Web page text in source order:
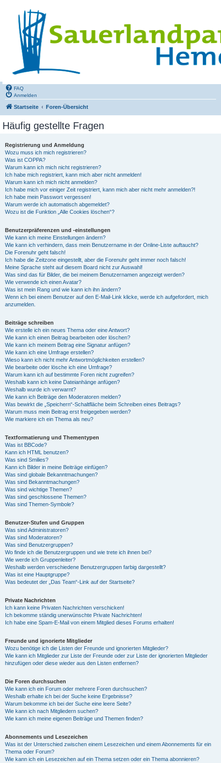
FAQ
Anmelden
Startseite Foren-Übersicht
Häufig gestellte Fragen
Registrierung und Anmeldung
Wozu muss ich mich registrieren?
Was ist COPPA?
Warum kann ich mich nicht registrieren?
Ich habe mich registriert, kann mich aber nicht anmelden!
Warum kann ich mich nicht anmelden?
Ich habe mich vor einiger Zeit registriert, kann mich aber nicht mehr anmelden?!
Ich habe mein Passwort vergessen!
Warum werde ich automatisch abgemeldet?
Wozu ist die Funktion „Alle Cookies löschen“?
Benutzerpräferenzen und -einstellungen
Wie kann ich meine Einstellungen ändern?
Wie kann ich verhindern, dass mein Benutzername in der Online-Liste auftaucht?
Die Forenuhr geht falsch!
Ich habe die Zeitzone eingestellt, aber die Forenuhr geht immer noch falsch!
Meine Sprache steht auf diesem Board nicht zur Auswahl!
Was sind das für Bilder, die bei meinem Benutzernamen angezeigt werden?
Wie verwende ich einen Avatar?
Was ist mein Rang und wie kann ich ihn ändern?
Wenn ich bei einem Benutzer auf den E-Mail-Link klicke, werde ich aufgefordert, mich
anzumelden.
Beiträge schreiben
Wie erstelle ich ein neues Thema oder eine Antwort?
Wie kann ich einen Beitrag bearbeiten oder löschen?
Wie kann ich meinem Beitrag eine Signatur anfügen?
Wie kann ich eine Umfrage erstellen?
Wieso kann ich nicht mehr Antwortmöglichkeiten erstellen?
Wie bearbeite oder lösche ich eine Umfrage?
Warum kann ich auf bestimmte Foren nicht zugreifen?
Weshalb kann ich keine Dateianhänge anfügen?
Weshalb wurde ich verwarnt?
Wie kann ich Beiträge den Moderatoren melden?
Was bewirkt die „Speichern“-Schaltfläche beim Schreiben eines Beitrags?
Warum muss mein Beitrag erst freigegeben werden?
Wie markiere ich ein Thema als neu?
Textformatierung und Thementypen
Was ist BBCode?
Kann ich HTML benutzen?
Was sind Smilies?
Kann ich Bilder in meine Beiträge einfügen?
Was sind globale Bekanntmachungen?
Was sind Bekanntmachungen?
Was sind wichtige Themen?
Was sind geschlossene Themen?
Was sind Themen-Symbole?
Benutzer-Stufen und Gruppen
Was sind Administratoren?
Was sind Moderatoren?
Was sind Benutzergruppen?
Wo finde ich die Benutzergruppen und wie trete ich ihnen bei?
Wie werde ich Gruppenleiter?
Weshalb werden verschiedene Benutzergruppen farbig dargestellt?
Was ist eine Hauptgruppe?
Was bedeutet der „Das Team“-Link auf der Startseite?
Private Nachrichten
Ich kann keine Privaten Nachrichten verschicken!
Ich bekomme ständig unerwünschte Private Nachrichten!
Ich habe eine Spam-E-Mail von einem Mitglied dieses Forums erhalten!
Freunde und ignorierte Mitglieder
Wozu benötige ich die Listen der Freunde und ignorierten Mitglieder?
Wie kann ich Mitglieder zur Liste der Freunde oder zur Liste der ignorierten Mitglieder
hinzufügen oder diese wieder aus den Listen entfernen?
Die Foren durchsuchen
Wie kann ich ein Forum oder mehrere Foren durchsuchen?
Weshalb erhalte ich bei der Suche keine Ergebnisse?
Warum bekomme ich bei der Suche eine leere Seite?
Wie kann ich nach Mitgliedern suchen?
Wie kann ich meine eigenen Beiträge und Themen finden?
Abonnements und Lesezeichen
Was ist der Unterschied zwischen einem Lesezeichen und einem Abonnements für ein
Thema oder Forum?
Wie kann ich ein Lesezeichen auf ein Thema setzen oder ein Thema abonnieren?